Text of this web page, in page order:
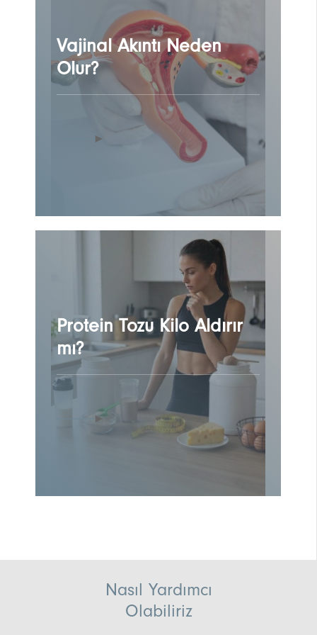
Vajinal Akıntı Neden
Olur?
Protein Tozu Kilo Aldırır
mı?
Nasıl Yardımcı
Olabiliriz